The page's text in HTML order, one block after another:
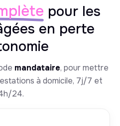
pour les
en perte
mandataire, pour mettre
à domicile, 7j/7 et
24.